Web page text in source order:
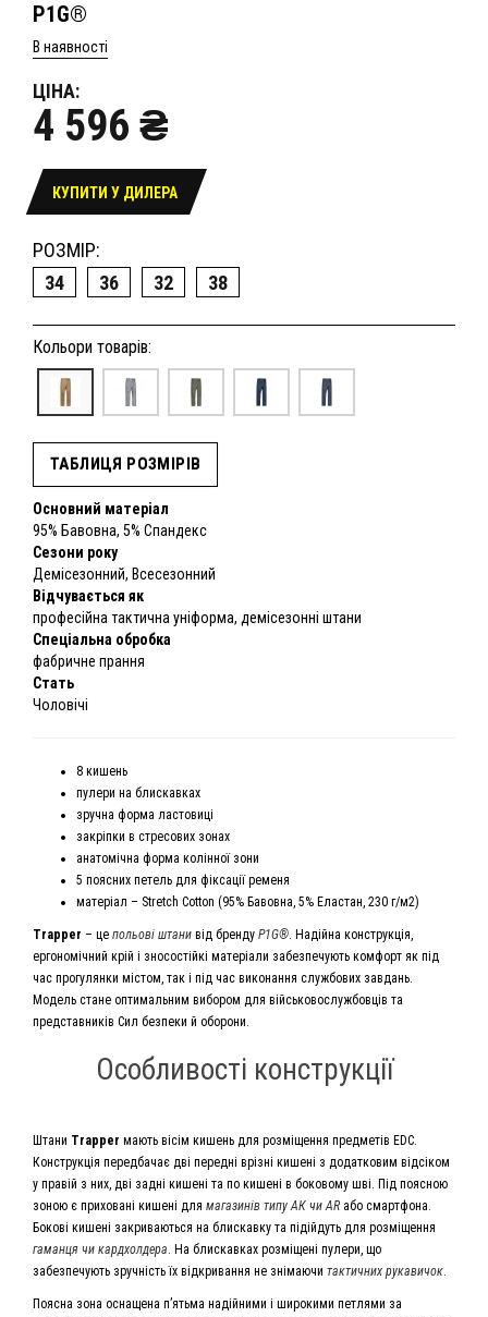
P1G®
В наявності
ЦІНА:
4 596 ₴
КУПИТИ У ДИЛЕРА
РОЗМІР:
34
36 32 38
Кольори товарів:
ТАБЛИЦЯ РОЗМІРІВ
Основний матеріал
95% Бавовна, 5% Спандекс
Сезони року
Демісезонний, Всесезонний
Відчувається як
професійна тактична уніформа, демісезонні штани
Спеціальна обробка
фабричне прання
Стать
Чоловічі
8 кишень
пулери на блискавках
зручна форма ластовиці
закріпки в стресових зонах
анатомічна форма колінної зони
5 поясних петель для фіксації ременя
матеріал – Stretch Cotton (95% Бавовна, 5% Еластан, 230 г/м2)
Trapper – це польові штани від бренду P1G®. Надійна конструкція,
ергономічний крій і зносостійкі матеріали забезпечують комфорт як під
час прогулянки містом, так і під час виконання службових завдань.
Модель стане оптимальним вибором для військовослужбовців та
представників Сил безпеки й оборони.
Особливості конструкції
Штани Trapper мають вісім кишень для розміщення предметів EDC.
Конструкція передбачає дві передні врізні кишені з додатковим відсіком
у правій з них, дві задні кишені та по кишені в боковому шві. Під поясною
зоною є приховані кишені для магазинів типу АК чи AR або смартфона.
Бокові кишені закриваються на блискавку та підійдуть для розміщення
гаманця чи кардхолдера. На блискавках розміщені пулери, що
забезпечують зручність їх відкривання не знімаючи тактичних рукавичок.
Поясна зона оснащена п’ятьма надійними і широкими петлями за